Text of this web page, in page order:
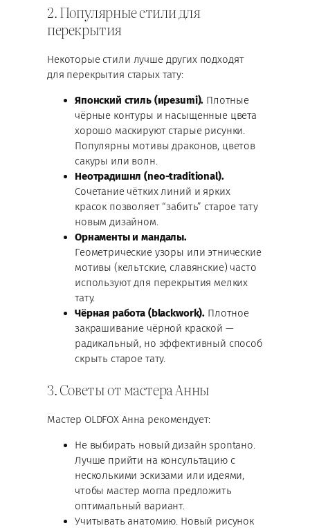
2. Популярные стили для
перекрытия
Некоторые стили лучше других подходят
для перекрытия старых тату:
Японский стиль (ирезumi). Плотные
чёрные контуры и насыщенные цвета
хорошо маскируют старые рисунки.
Популярны мотивы драконов, цветов
сакуры или волн.
Неотрадишнл (neo-traditional).
Сочетание чётких линий и ярких
красок позволяет “забить” старое тату
новым дизайном.
Орнаменты и мандалы.
Геометрические узоры или этнические
мотивы (кельтские, славянские) часто
используют для перекрытия мелких
тату.
Чёрная работа (blackwork). Плотное
закрашивание чёрной краской —
радикальный, но эффективный способ
скрыть старое тату.
3. Советы от мастера Анны
Мастер OLDFOX Анна рекомендует:
Не выбирать новый дизайн spontано.
Лучше прийти на консультацию с
несколькими эскизами или идеями,
чтобы мастер могла предложить
оптимальный вариант.
Учитывать анатомию. Новый рисунок